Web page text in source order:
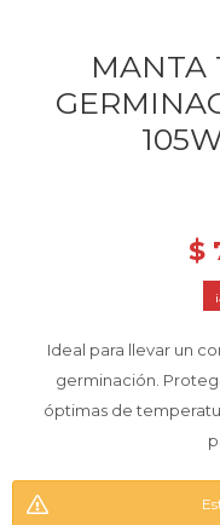
MANTA
$
Ideal para llevar un
germinación.
óptimas de